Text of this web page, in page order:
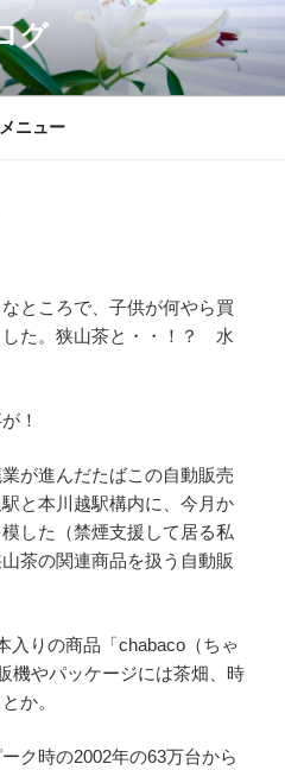
グ
メニュー
ところで、子供が何やら買
した。狭山茶と・・！？ 水
！
が進んだたばこの自動販売
と本川越駅構内に、今月か
した（禁煙支援して居る私
茶の関連商品を扱う自動販
入りの商品「chabaco（ちゃ
機やパッケージには茶畑、時
か。
ク時の2002年の63万台から